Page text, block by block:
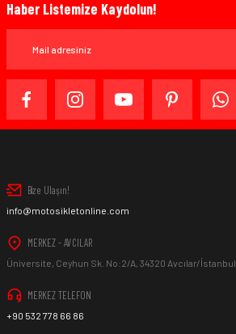
Haber Listemize Kaydolun!
Bize Ulaşın!
info@motosikletonline.com
MERKEZ - AVCILAR
Üniversite, Ceyhun Sk. No:2/A, 34320 Avcılar/İstanbul
MERKEZ TELEFON
+90 532 778 66 86